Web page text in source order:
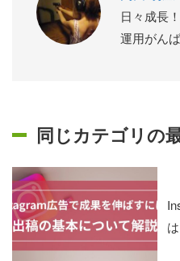
日々成長！
運用がん
同じカテゴリの